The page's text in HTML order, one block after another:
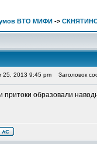
ВТО МИФИ ->
25, 2013 9:45 pm Заголовок
притоки образовали